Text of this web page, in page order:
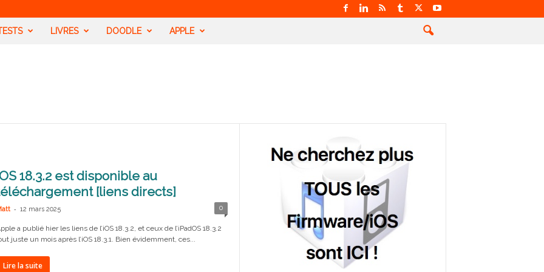
LIVRES DOODLE APPLE
18.3.2 est disponible au
[liens directs]
- 12 mars 2025 0
a publié hier les liens de l’iOS 18.3.2, et ceux de l’iPadOS 18.3.2
juste un mois après l’iOS 18.3.1. Bien évidemment, ces...
Lire la suite